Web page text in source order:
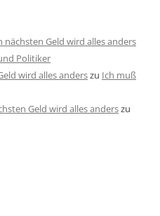
Geld wird alles anders
Politiker
wird alles anderszu Ich muß
Geld wird alles anderszu